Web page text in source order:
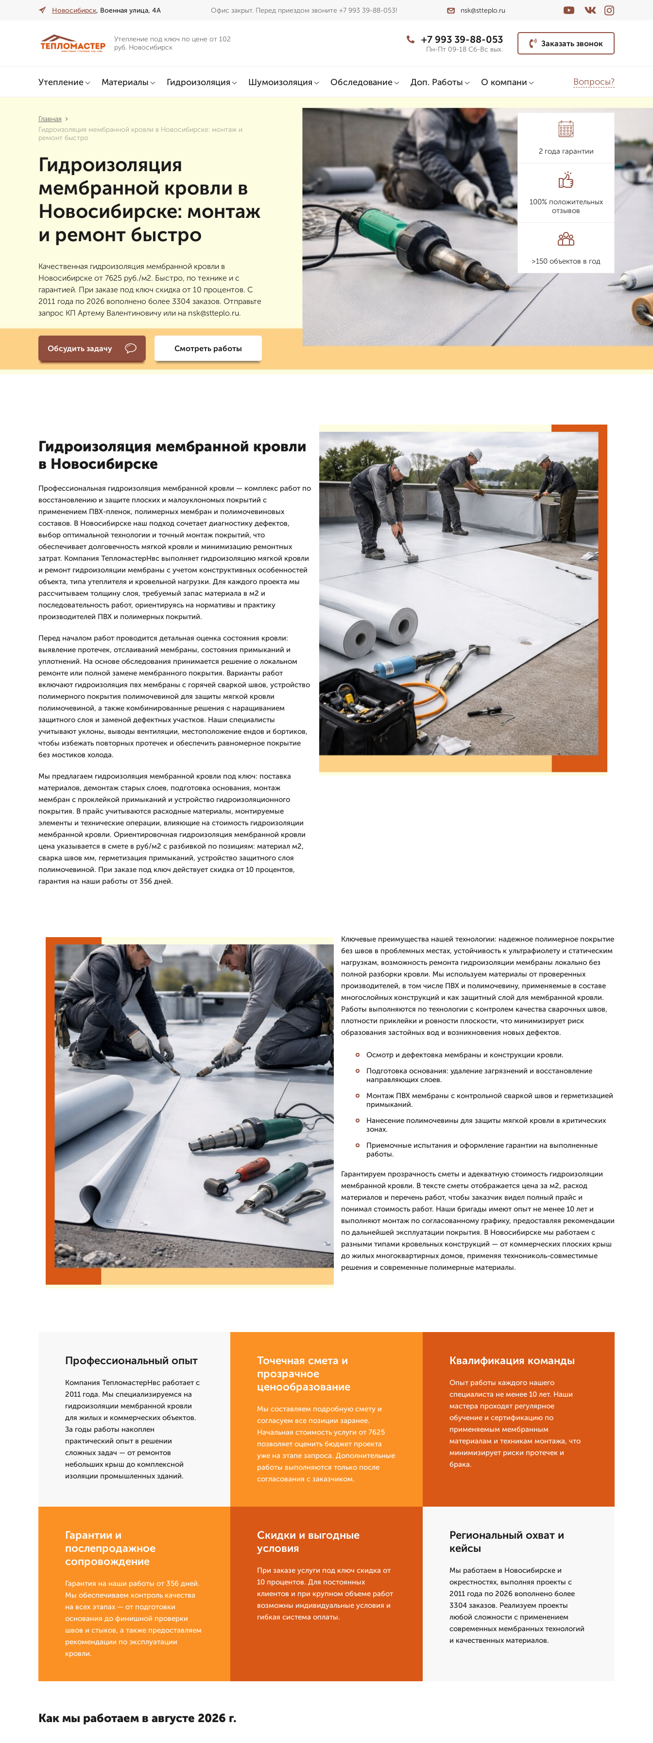
Новосибирск, Военная улица, 4А Офис закрыт. Перед приездом звоните +7 993 39-88-053! nsk@stteplo.ru
Утепление под ключ по цене от 102
руб. Новосибирск
+7 993 39-88-053
Пн-Пт 09-18 Сб-Вс вых.
Заказать звонок
Утепление Материалы Гидроизоляция Шумоизоляция Обследование Доп. Работы О компани Вопросы?
Главная
Гидроизоляция мембранной кровли в Новосибирске: монтаж и
ремонт быстро
Гидроизоляция
мембранной кровли в
Новосибирске: монтаж
и ремонт быстро
Качественная гидроизоляция мембранной кровли в
Новосибирске от 7625 руб./м2. Быстро, по технике и с
гарантией. При заказе под ключ скидка от 10 процентов. С
2011 года по 2026 вополнено более 3304 заказов. Отправьте
запрос КП Артему Валентиновичу или на nsk@stteplo.ru.
Обсудить задачу Смотреть работы
2 года гарантии
100% положительных
отзывов
>150 объектов в год
Гидроизоляция мембранной кровли
в Новосибирске
Профессиональная гидроизоляция мембранной кровли — комплекс работ по
восстановлению и защите плоских и малоуклономых покрытий с
применением ПВХ-пленок, полимерных мембран и полимочевиновых
составов. В Новосибирске наш подход сочетает диагностику дефектов,
выбор оптимальной технологии и точный монтаж покрытий, что
обеспечивает долговечность мягкой кровли и минимизацию ремонтных
затрат. Компания ТепломастерНвс выполняет гидроизоляцию мягкой кровли
и ремонт гидроизоляции мембраны с учетом конструктивных особенностей
объекта, типа утеплителя и кровельной нагрузки. Для каждого проекта мы
рассчитываем толщину слоя, требуемый запас материала в м2 и
последовательность работ, ориентируясь на нормативы и практику
производителей ПВХ и полимерных покрытий.
Перед началом работ проводится детальная оценка состояния кровли:
выявление протечек, отслаиваний мембраны, состояния примыканий и
уплотнений. На основе обследования принимается решение о локальном
ремонте или полной замене мембранного покрытия. Варианты работ
включают гидроизоляция пвх мембраны с горячей сваркой швов, устройство
полимерного покрытия полимочевиной для защиты мягкой кровли
полимочевиной, а также комбинированные решения с наращиванием
защитного слоя и заменой дефектных участков. Наши специалисты
учитывают уклоны, выводы вентиляции, местоположение ендов и бортиков,
чтобы избежать повторных протечек и обеспечить равномерное покрытие
без мостиков холода.
Мы предлагаем гидроизоляция мембранной кровли под ключ: поставка
материалов, демонтаж старых слоев, подготовка основания, монтаж
мембран с проклейкой примыканий и устройство гидроизоляционного
покрытия. В прайс учитываются расходные материалы, монтируемые
элементы и технические операции, влияющие на стоимость гидроизоляции
мембранной кровли. Ориентировочная гидроизоляция мембранной кровли
цена указывается в смете в руб/м2 с разбивкой по позициям: материал м2,
сварка швов мм, герметизация примыканий, устройство защитного слоя
полимочевиной. При заказе под ключ действует скидка от 10 процентов,
гарантия на наши работы от 356 дней.
Ключевые преимущества нашей технологии: надежное полимерное покрытие
без швов в проблемных местах, устойчивость к ультрафиолету и статическим
нагрузкам, возможность ремонта гидроизоляции мембраны локально без
полной разборки кровли. Мы используем материалы от проверенных
производителей, в том числе ПВХ и полимочевину, применяемые в составе
многослойных конструкций и как защитный слой для мембранной кровли.
Работы выполняются по технологии с контролем качества сварочных швов,
плотности приклейки и ровности плоскости, что минимизирует риск
образования застойных вод и возникновения новых дефектов.
Осмотр и дефектовка мембраны и конструкции кровли.
Подготовка основания: удаление загрязнений и восстановление
направляющих слоев.
Монтаж ПВХ мембраны с контрольной сваркой швов и герметизацией
примыканий.
Нанесение полимочевины для защиты мягкой кровли в критических
зонах.
Приемочные испытания и оформление гарантии на выполненные
работы.
Гарантируем прозрачность сметы и адекватную стоимость гидроизоляции
мембранной кровли. В тексте сметы отображается цена за м2, расход
материалов и перечень работ, чтобы заказчик видел полный прайс и
понимал стоимость работ. Наши бригады имеют опыт не менее 10 лет и
выполняют монтаж по согласованному графику, предоставляя рекомендации
по дальнейшей эксплуатации покрытия. В Новосибирске мы работаем с
разными типами кровельных конструкций — от коммерческих плоских крыш
до жилых многоквартирных домов, применяя технониколь-совместимые
решения и современные полимерные материалы.
Профессиональный опыт
Компания ТепломастерНвс работает с
2011 года. Мы специализируемся на
гидроизоляции мембранной кровли
для жилых и коммерческих объектов.
За годы работы накоплен
практический опыт в решении
сложных задач — от ремонтов
небольших крыш до комплексной
изоляции промышленных зданий.
Точечная смета и
прозрачное
ценообразование
Мы составляем подробную смету и
согласуем все позиции заранее.
Начальная стоимость услуги от 7625
позволяет оценить бюджет проекта
уже на этапе запроса. Дополнительные
работы выполняются только после
согласования с заказчиком.
Квалификация команды
Опыт работы каждого нашего
специалиста не менее 10 лет. Наши
мастера проходят регулярное
обучение и сертификацию по
применяемым мембранным
материалам и техникам монтажа, что
минимизирует риски протечек и
брака.
Гарантии и
послепродажное
сопровождение
Гарантия на наши работы от 356 дней.
Мы обеспечиваем контроль качества
на всех этапах — от подготовки
основания до финишной проверки
швов и стыков, а также предоставляем
рекомендации по эксплуатации
кровли.
Скидки и выгодные
условия
При заказе услуги под ключ скидка от
10 процентов. Для постоянных
клиентов и при крупном объеме работ
возможны индивидуальные условия и
гибкая система оплаты.
Региональный охват и
кейсы
Мы работаем в Новосибирске и
окрестностях, выполняя проекты с
2011 года по 2026 вополнено более
3304 заказов. Реализуем проекты
любой сложности с применением
современных мембранных технологий
и качественных материалов.
Как мы работаем в августе 2026 г.